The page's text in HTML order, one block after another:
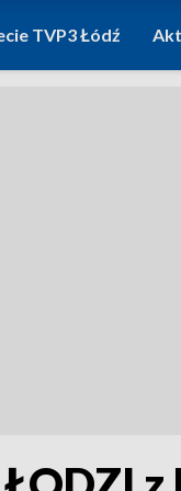
TVP3 Łódź